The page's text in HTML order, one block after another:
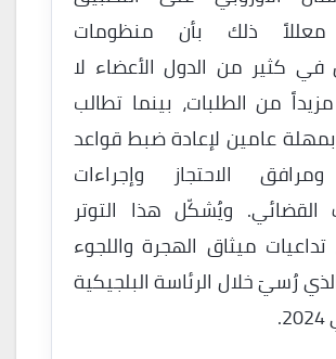
معللاً ذلك بأن منظومات
في كثير من الدول الأعضاء لا
من الطلبات، بينما تطالب
عامين لإعادة ضبط قواعد
ومرافق الاحتجاز وإجراءات
القضائي. ويُشكّل هذا التوتر
ميثاق الهجرة واللجوء
رُسيَ خلال الرئاسة البلجيكية